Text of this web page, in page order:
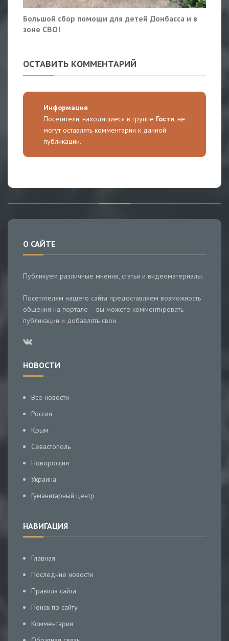
Большой сбор помощи для детей Донбасса и в
зоне СВО!
ОСТАВИТЬ КОММЕНТАРИЙ
Информация
Посетители, находящиеся в группе Гости, не
могут оставлять комментарии к данной
публикации.
О САЙТЕ
Публикуем различные мнения, статьи и видеоматериалы.
Посетителям нашего сайта предоставляем возможность
общения на портале – вы можете комментировать
публикации и добавлять свои.
НОВОСТИ
Все новости
Россия
Крым
Севастополь
Новороссия
Украина
Гуманитарный центр
НАВИГАЦИЯ
Главная
Последние новости
Правила сайта
Поиск по сайту
Комментарии